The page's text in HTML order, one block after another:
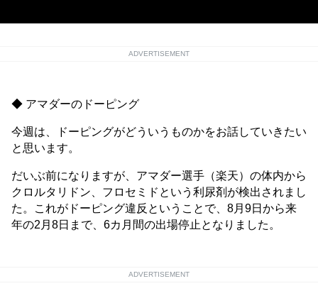
ADVERTISEMENT
◆ アマダーのドーピング
今週は、ドーピングがどういうものかをお話していきたい
と思います。
だいぶ前になりますが、アマダー選手（楽天）の体内から
クロルタリドン、フロセミドという利尿剤が検出されまし
た。これがドーピング違反ということで、8月9日から来
年の2月8日まで、6カ月間の出場停止となりました。
ADVERTISEMENT